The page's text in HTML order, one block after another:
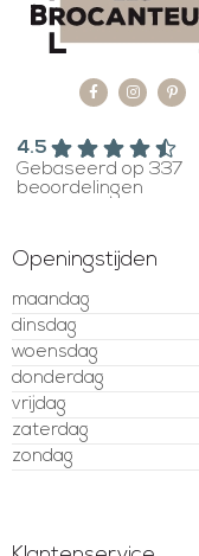
4.5
Gebaseerd op 337
beoordelingen
Openingstijden
maandag
dinsdag
woensdag
donderdag
vrijdag
zaterdag
zondag